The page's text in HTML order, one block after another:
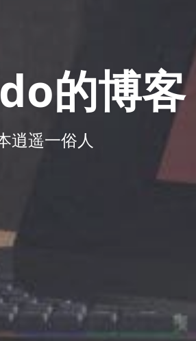
的博客
逍遥一俗人